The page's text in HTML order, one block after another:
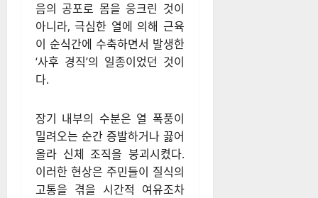
음의 공포로 몸을 웅크린 것이
아니라, 극심한 열에 의해 근육
이 순식간에 수축하면서 발생한
‘사후 경직’의 일종이었던 것이
다.
장기 내부의 수분은 열 폭풍이
밀려오는 순간 증발하거나 끓어
올라 신체 조직을 붕괴시켰다.
이러한 현상은 주민들이 질식의
고통을 겪을 시간적 여유조차